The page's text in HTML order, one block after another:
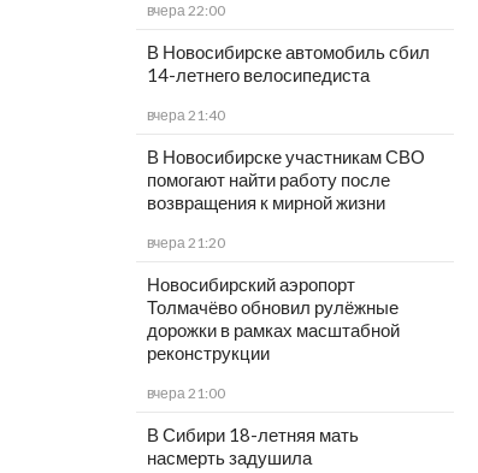
вчера 22:00
В Новосибирске автомобиль сбил
14-летнего велосипедиста
вчера 21:40
В Новосибирске участникам СВО
помогают найти работу после
возвращения к мирной жизни
вчера 21:20
Новосибирский аэропорт
Толмачёво обновил рулёжные
дорожки в рамках масштабной
реконструкции
вчера 21:00
В Сибири 18-летняя мать
насмерть задушила